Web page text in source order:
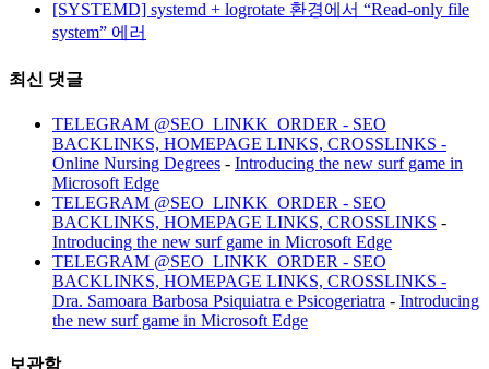
[SYSTEMD] systemd + logrotate 환경에서 “Read-only file
system” 에러
최신 댓글
TELEGRAM @SEO_LINKK_ORDER - SEO
BACKLINKS, HOMEPAGE LINKS, CROSSLINKS -
Online Nursing Degrees - Introducing the new surf game in
Microsoft Edge
TELEGRAM @SEO_LINKK_ORDER - SEO
BACKLINKS, HOMEPAGE LINKS, CROSSLINKS -
Introducing the new surf game in Microsoft Edge
TELEGRAM @SEO_LINKK_ORDER - SEO
BACKLINKS, HOMEPAGE LINKS, CROSSLINKS -
Dra. Samoara Barbosa Psiquiatra e Psicogeriatra - Introducing
the new surf game in Microsoft Edge
보관함